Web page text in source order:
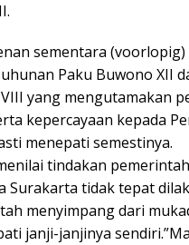
sementara
Paku Buwono XII
yang mengutamakan
kepercayaan kepada
menepati semestinya.
tindakan
Surakarta tidak tepat
menyimpang dari
janji-janjinya